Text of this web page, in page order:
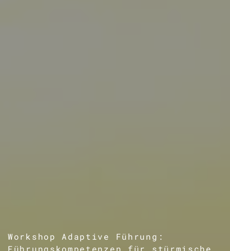
Workshop Adaptive Führung:
Führungskompetenzen
für stürmische